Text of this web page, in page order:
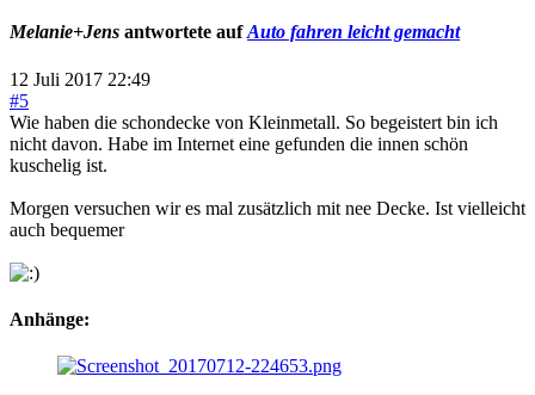
Melanie+Jens antwortete aufAuto fahren leicht gemacht
12 Juli 2017 22:49
#5
Wie haben die schondecke von Kleinmetall. So begeistert bin ich
nicht davon. Habe im Internet eine gefunden die innen schön
kuschelig ist.
Morgen versuchen wir es mal zusätzlich mit nee Decke. Ist vielleicht
auch bequemer
Anhänge: